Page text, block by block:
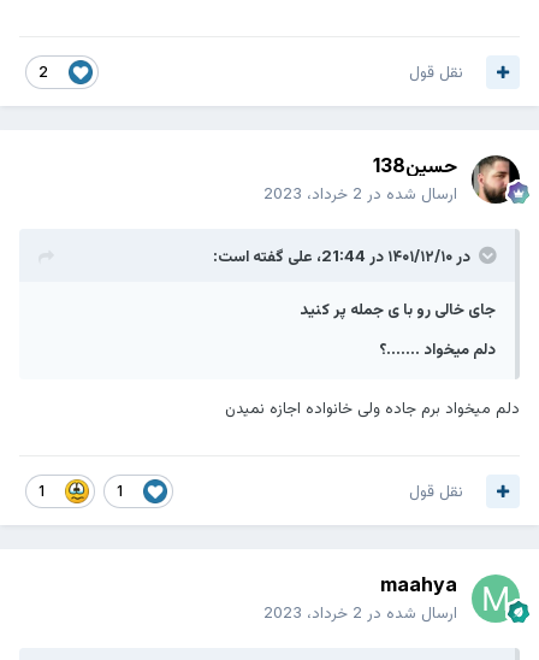
2 نقل قول
حسین138
ارسال شده در 2 خرداد، 2023
در ۱۴۰۱/۱۲/۱۰ در 21:44، علیگفته است:
جای خالی رو با ی جمله پر کنید
دلم میخواد .......؟
دلم میخواد برم جاده ولی خانواده اجازه نمیدن
نقل قول
maahya
ارسال شده در 2 خرداد، 2023